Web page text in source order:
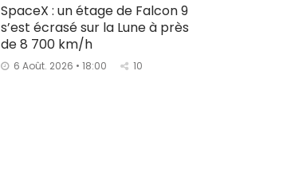
SpaceX : un étage de Falcon 9
s’est écrasé sur la Lune à près
de 8 700 km/h
6 Août. 2026 • 18:00 10